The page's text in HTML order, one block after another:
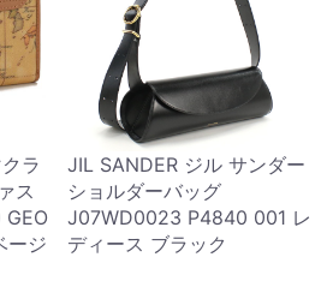
ラ
ス
ージ
JIL SANDER ジル サンダー
ショルダーバッグ
J07WD0023 P4840 001 レ
ディース ブラック